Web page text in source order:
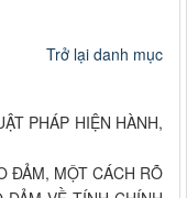
Trở lại danh mục
PHÁP HIỆN HÀNH,
ĐẢM, MỘT CÁCH RÕ